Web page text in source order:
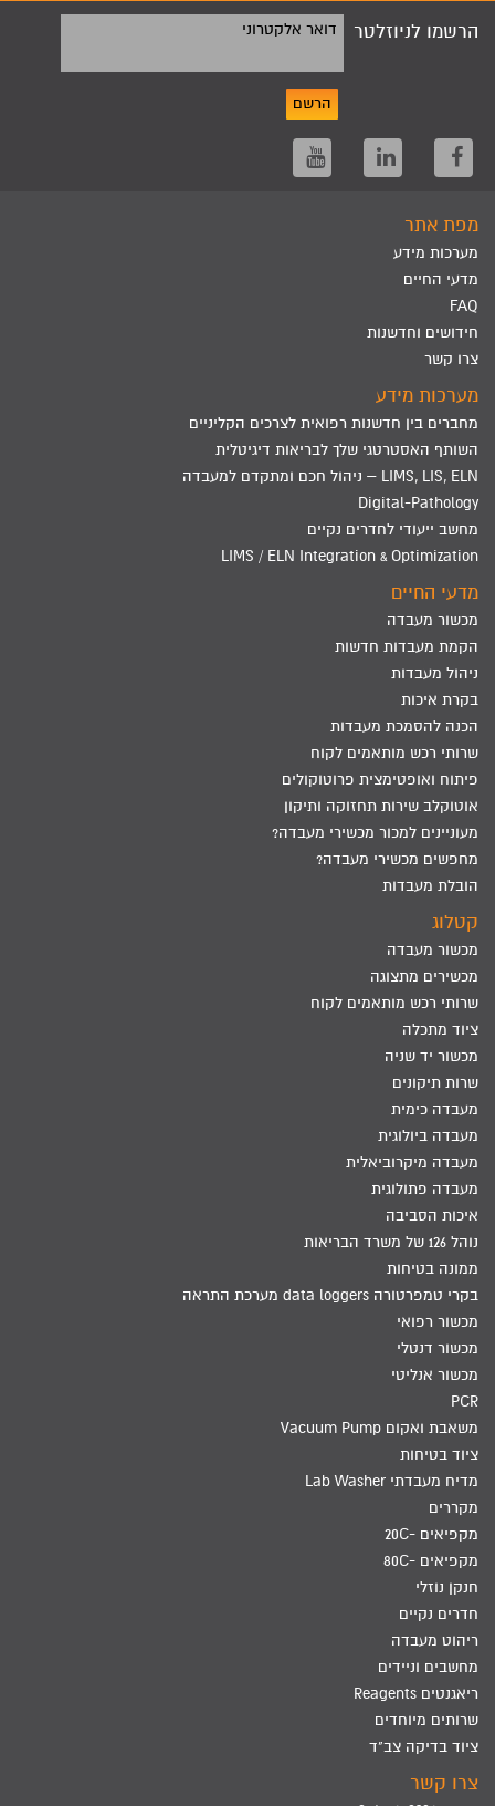
הרשמו לניוזלטר דואר אלקטרוני
הרשם
מפת אתר
מערכות מידע
מדעי החיים
FAQ
חידושים וחדשנות
צרו קשר
מערכות מידע
מחברים בין חדשנות רפואית לצרכים הקליניים
השותף האסטרטגי שלך לבריאות דיגיטלית
LIMS, LIS, ELN – ניהול חכם ומתקדם למעבדה
Digital-Pathology
מחשב ייעודי לחדרים נקיים
LIMS / ELN Integration & Optimization
מדעי החיים
מכשור מעבדה
הקמת מעבדות חדשות
ניהול מעבדות
בקרת איכות
הכנה להסמכת מעבדות
שרותי רכש מותאמים לקוח
פיתוח ואופטימצית פרוטוקולים
אוטוקלב שירות תחזוקה ותיקון
מעוניינים למכור מכשירי מעבדה?
מחפשים מכשירי מעבדה?
הובלת מעבדות
קטלוג
מכשור מעבדה
מכשירים מתצוגה
שרותי רכש מותאמים לקוח
ציוד מתכלה
מכשור יד שניה
שרות תיקונים
מעבדה כימית
מעבדה ביולוגית
מעבדה מיקרוביאלית
מעבדה פתולוגית
איכות הסביבה
נוהל 126 של משרד הבריאות
ממונה בטיחות
בקרי טמפרטורה data loggers מערכת התראה
מכשור רפואי
מכשור דנטלי
מכשור אנליטי
PCR
משאבת ואקום Vacuum Pump
ציוד בטיחות
מדיח מעבדתי Lab Washer
מקררים
מקפיאים -20C
מקפיאים -80C
חנקן נוזלי
חדרים נקיים
ריהוט מעבדה
מחשבים וניידים
ריאגנטים Reagents
שרותים מיוחדים
ציוד בדיקה צב"ד
צרו קשר